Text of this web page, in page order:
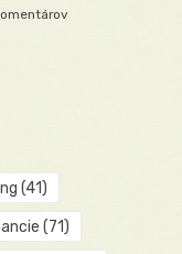
(41)
(71)